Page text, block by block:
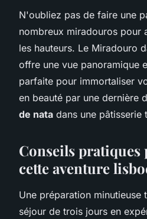
N'oubliez pas de faire une
nombreux miradouros pour
les hauteurs. Le Miradouro
offre une vue panoramique
parfaite pour immortaliser
en beauté par une dernière
de nata dans une pâtisserie
Conseils
cette aventure
Une préparation minutieuse
séjour de trois jours en